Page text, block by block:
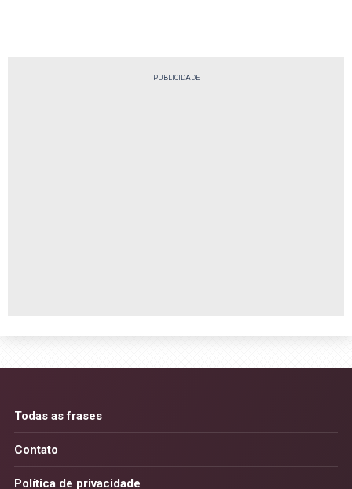
PUBLICIDADE
Todas as frases
Contato
Política de privacidade